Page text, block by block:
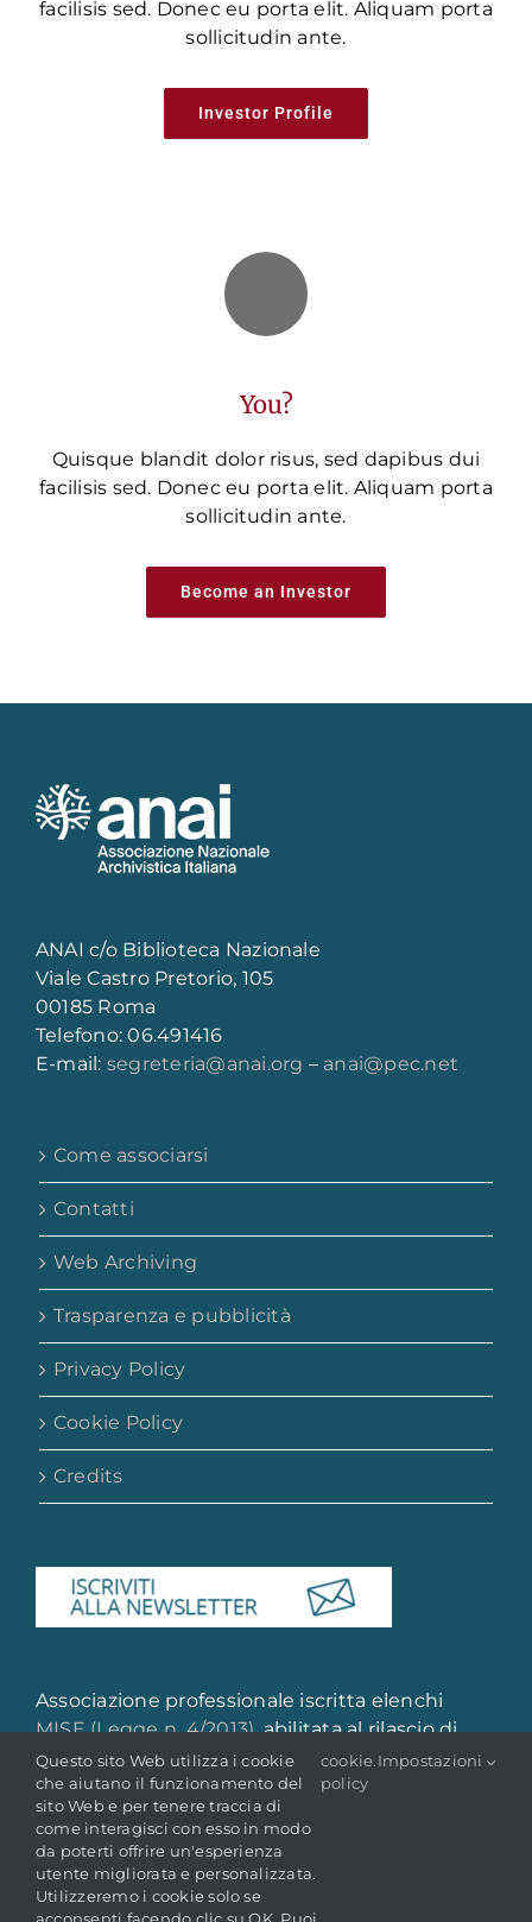
facilisis sed. Donec eu porta elit. Aliquam porta
sollicitudin ante.
Investor Profile
You?
Quisque blandit dolor risus, sed dapibus dui
facilisis sed. Donec eu porta elit. Aliquam porta
sollicitudin ante.
Become an Investor
ANAI c/o Biblioteca Nazionale
Viale Castro Pretorio, 105
00185 Roma
Telefono: 06.491416
E-mail: segreteria@anai.org – anai@pec.net
Come associarsi
Contatti
Web Archiving
Trasparenza e pubblicità
Privacy Policy
Cookie Policy
Credits
Associazione professionale iscritta elenchi
MISE (Legge n. 4/2013), abilitata al rilascio di
attestazione di qualità e qualificazione
professionale
Questo sito Web utilizza i cookie
che aiutano il funzionamento del
sito Web e per tenere traccia di
come interagisci con esso in modo
da poterti offrire un'esperienza
utente migliorata e personalizzata.
Utilizzeremo i cookie solo se
cookie
policy
.Impostazioni